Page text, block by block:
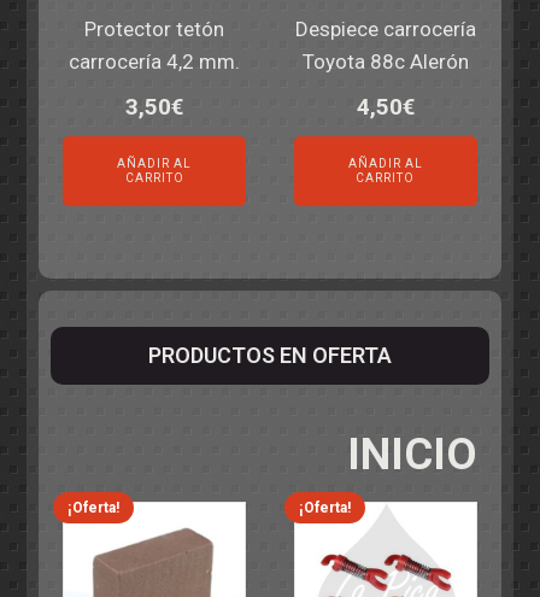
Protector tetón
carrocería 4,2 mm.
3,50€
AÑADIR AL
CARRITO
Despiece carrocería
Toyota 88c Alerón
4,50€
AÑADIR AL
CARRITO
PRODUCTOS EN OFERTA
INICIO
¡Oferta! ¡Oferta!